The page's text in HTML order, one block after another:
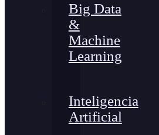
Big Data
&
Machine
Learning
Inteligencia
Artificial